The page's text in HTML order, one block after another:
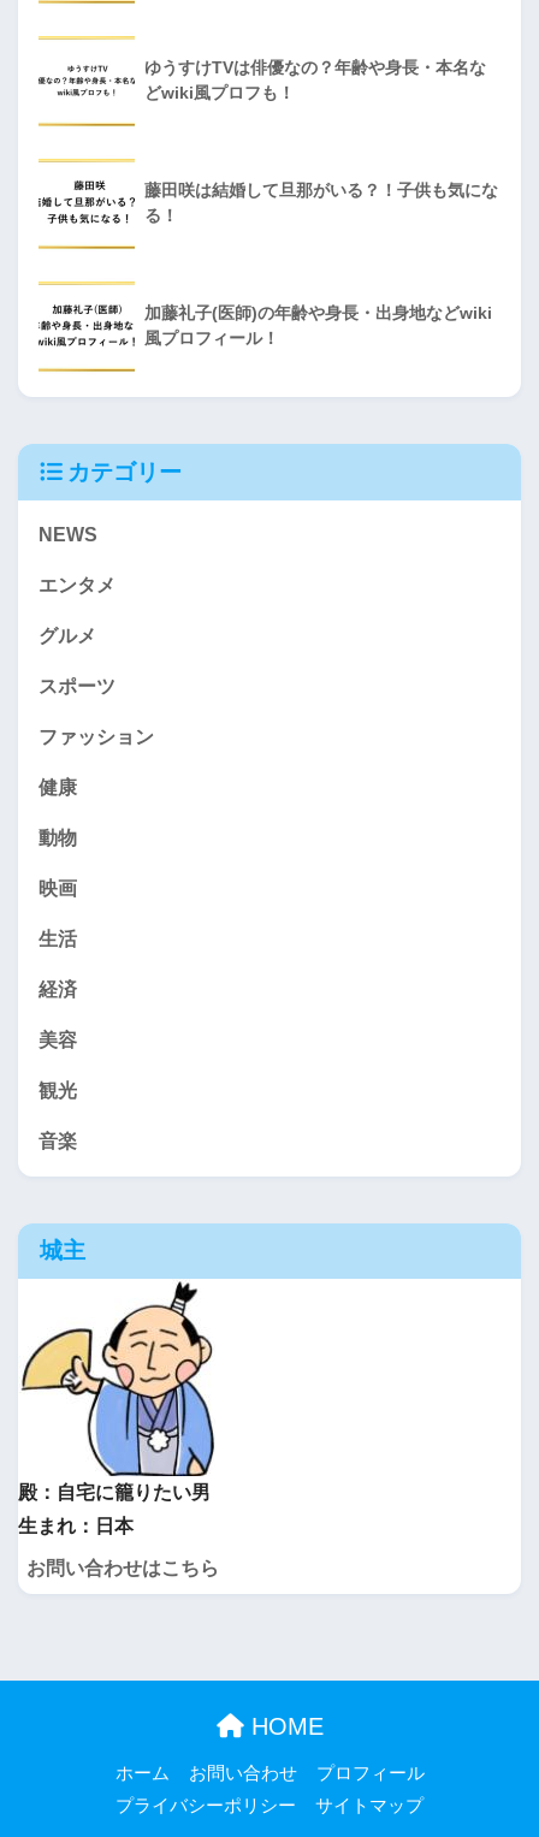
ゆうすけTVは俳優なの？年齢や身長・本名な
どwiki風プロフも！
藤田咲は結婚して旦那がいる？！子供も気にな
る！
加藤礼子(医師)の年齢や身長・出身地などwiki
風プロフィール！
カテゴリー
NEWS
エンタメ
グルメ
スポーツ
ファッション
健康
動物
映画
生活
経済
美容
観光
音楽
城主
殿：自宅に籠りたい男
生まれ：日本
お問い合わせはこちら
HOME
ホーム お問い合わせ
プロフィール
プライバシーポリシー
サイトマップ